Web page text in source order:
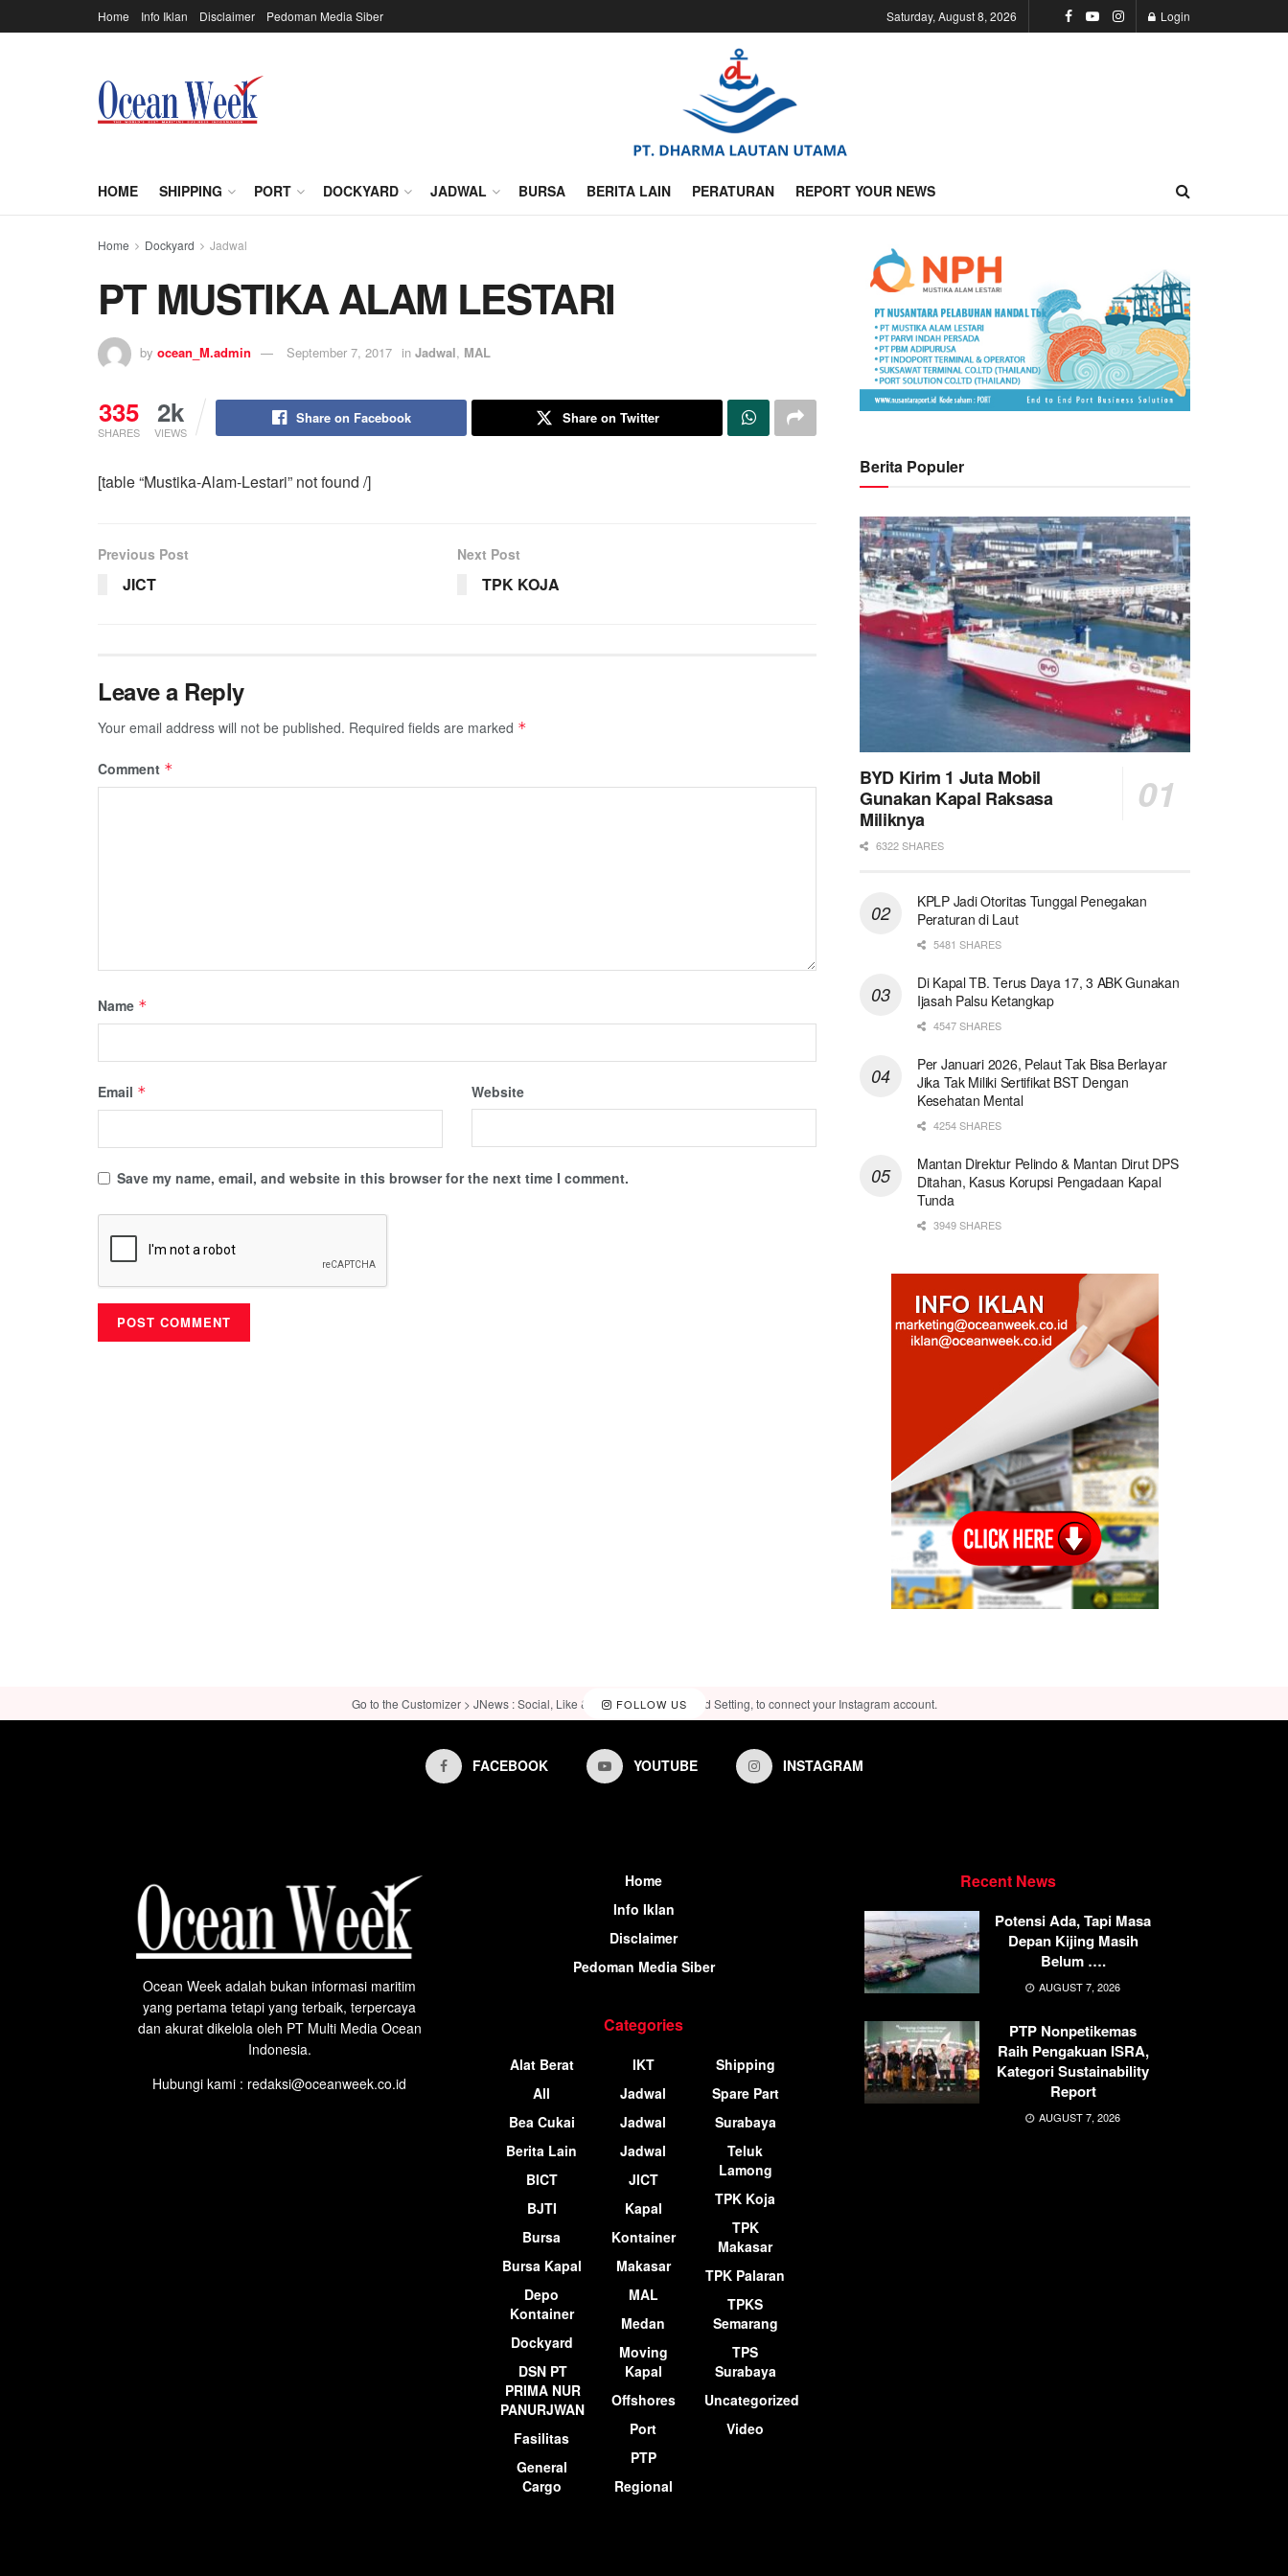
Home Info Iklan Disclaimer Pedoman Media Siber Saturday, August 8, 2026 Login
HOME SHIPPING PORT DOCKYARD JADWAL BURSA BERITA LAIN PERATURAN REPORT YOUR NEWS
Home Dockyard Jadwal
PT MUSTIKA ALAM LESTARI
by ocean_M.admin September 7, 2017 in Jadwal, MAL
335
SHARES
2k
VIEWS
Share on Facebook Share on Twitter
[table “Mustika-Alam-Lestari” not found /]
Previous Post
JICT
Next Post
TPK KOJA
Leave a Reply
Your email address will not be published. Required fields are marked *
Comment *
Name *
Email * Website
Save my name, email, and website in this browser for the next time I comment.
Berita Populer
BYD Kirim 1 Juta Mobil
Gunakan Kapal Raksasa
Miliknya
6322 SHARES
KPLP Jadi Otoritas Tunggal Penegakan
Peraturan di Laut
5481 SHARES
Di Kapal TB. Terus Daya 17, 3 ABK Gunakan
Ijasah Palsu Ketangkap
4547 SHARES
Per Januari 2026, Pelaut Tak Bisa Berlayar
Jika Tak Miliki Sertifikat BST Dengan
Kesehatan Mental
4254 SHARES
Mantan Direktur Pelindo & Mantan Dirut DPS
Ditahan, Kasus Korupsi Pengadaan Kapal
Tunda
3949 SHARES
FOLLOW US
Go to the Customizer > JNews : Social, Like & View > Instagram Feed Setting, to connect your Instagram account.
FACEBOOK YOUTUBE INSTAGRAM
Ocean Week adalah bukan informasi maritim
yang pertama tetapi yang terbaik, terpercaya
dan akurat dikelola oleh PT Multi Media Ocean
Indonesia.
Hubungi kami : redaksi@oceanweek.co.id
Home
Info Iklan
Disclaimer
Pedoman Media Siber
Categories
Alat Berat
All
Bea Cukai
Berita Lain
BICT
BJTI
Bursa
Bursa Kapal
Depo
Kontainer
Dockyard
DSN PT
PRIMA NUR
PANURJWAN
Fasilitas
General
Cargo
IKT
Jadwal
Jadwal
Jadwal
JICT
Kapal
Kontainer
Makasar
MAL
Medan
Moving
Kapal
Offshores
Port
PTP
Regional
Shipping
Spare Part
Surabaya
Teluk
Lamong
TPK Koja
TPK
Makasar
TPK Palaran
TPKS
Semarang
TPS
Surabaya
Uncategorized
Video
Recent News
Potensi Ada, Tapi Masa
Depan Kijing Masih
Belum ….
AUGUST 7, 2026
PTP Nonpetikemas
Raih Pengakuan ISRA,
Kategori Sustainability
Report
AUGUST 7, 2026